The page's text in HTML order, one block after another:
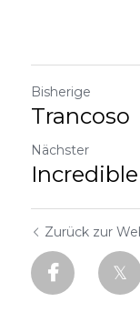
Bisherige
Trancoso
Nächster
Zurück zur